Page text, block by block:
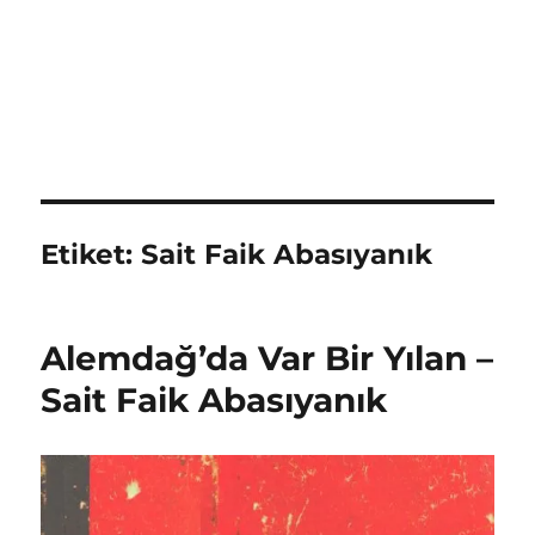
Etiket:Sait Faik Abasıyanık
Alemdağ’da Var Bir Yılan –
Sait Faik Abasıyanık